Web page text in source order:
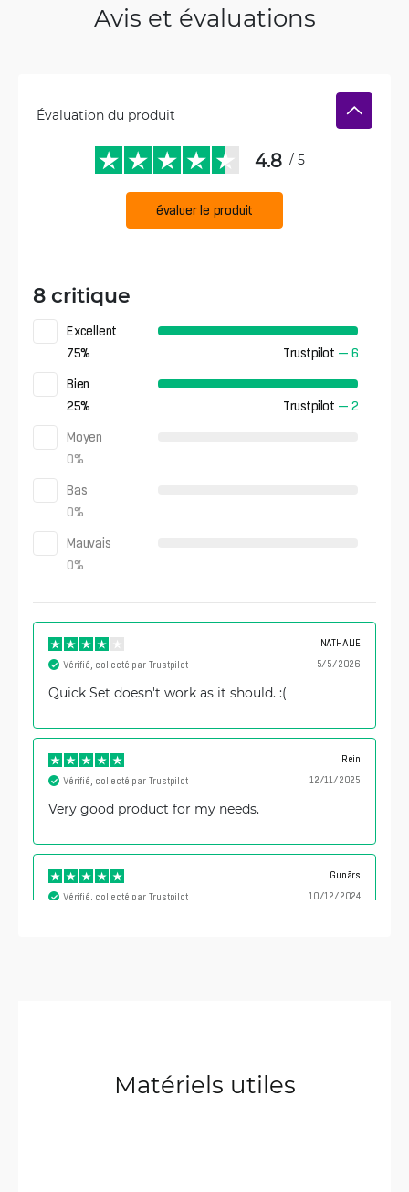
Avis et évaluations
Évaluation du produit
4.8 / 5
évaluer le produit
8 critique
Excellent
75% Trustpilot — 6
Bien
25% Trustpilot — 2
Moyen
0%
Bas
0%
Mauvais
0%
NATHALIE
5/5/2026
Vérifié, collecté par Trustpilot
Quick Set doesn't work as it should. :(
Rein
12/11/2025
Vérifié, collecté par Trustpilot
Very good product for my needs.
Gunārs
10/12/2024
Vérifié, collecté par Trustpilot
Matériels utiles